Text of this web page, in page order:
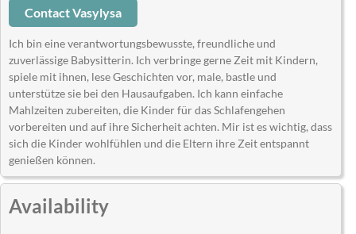
Contact Vasylysa
Ich bin eine verantwortungsbewusste, freundliche und
zuverlässige Babysitterin. Ich verbringe gerne Zeit mit Kindern,
spiele mit ihnen, lese Geschichten vor, male, bastle und
unterstütze sie bei den Hausaufgaben. Ich kann einfache
Mahlzeiten zubereiten, die Kinder für das Schlafengehen
vorbereiten und auf ihre Sicherheit achten. Mir ist es wichtig, dass
sich die Kinder wohlfühlen und die Eltern ihre Zeit entspannt
genießen können.
Availability